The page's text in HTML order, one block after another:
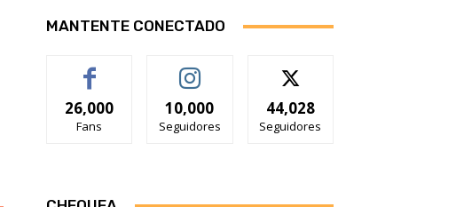
MANTENTE CONECTADO
26,000
Fans
10,000
Seguidores
44,028
Seguidores